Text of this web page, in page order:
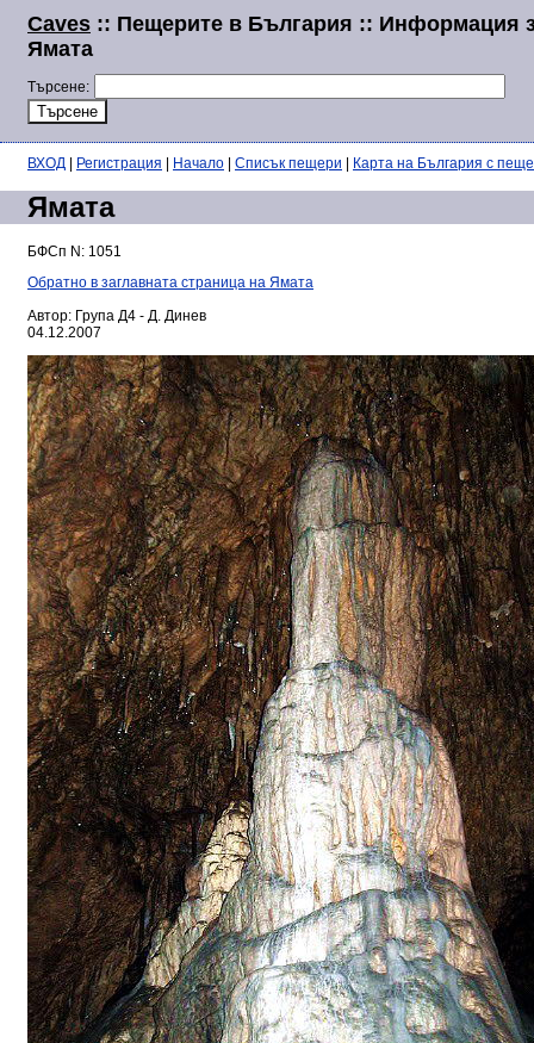
Caves :: Пещерите в България :: Информация
Ямата
Търсене:
ВХОД Регистрация Начало Списък пещери Карта на България с
Ямата
БФСп N: 1051
Обратно в заглавната страница на Ямата
Автор: Група Д4 - Д. Динев
04.12.2007